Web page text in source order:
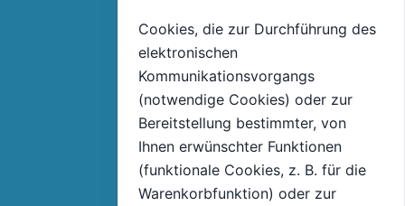
Cookies, die zur Durchführung des
elektronischen
Kommunikationsvorgangs
(notwendige Cookies) oder zur
Bereitstellung bestimmter, von
Ihnen erwünschter Funktionen
(funktionale Cookies, z. B. für die
Warenkorbfunktion) oder zur